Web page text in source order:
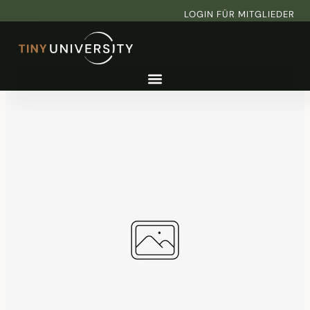
Inhalt
LOGIN FÜR MITGLIEDER